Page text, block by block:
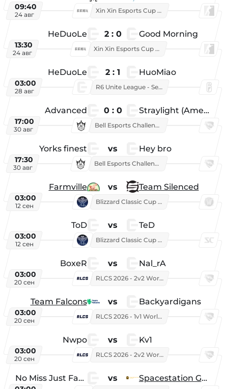
09:40
24 авг
Xin Xin Esports Cup 2025
HeDuoLe 2 : 0 Good Morning
13:30
24 авг
Xin Xin Esports Cup 2026
HeDuoLe 2 : 1 HuoMiao
03:00
28 авг
R6 Unite League - Season 1
Advanced 0 : 0 Straylight (American team)
17:00
30 авг
Bell Esports Challenge 2026
Yorks finest vs Hey bro
17:30
30 авг
Bell Esports Challenge 2026
Farmville vs Team Silenced
03:00
12 сен
Blizzard Classic Cup 2026
ToD vs TeD
03:00
12 сен
Blizzard Classic Cup 2026
BoxeR vs Nal_rA
03:00
20 сен
RLCS 2026 - 2v2 World Championship
Team Falcons vs Backyardigans
03:00
20 сен
RLCS 2026 - 1v1 World Championship
Nwpo vs Kv1
03:00
20 сен
RLCS 2026 - 2v2 World Championship
No Miss Just Fake vs Spacestation Gaming